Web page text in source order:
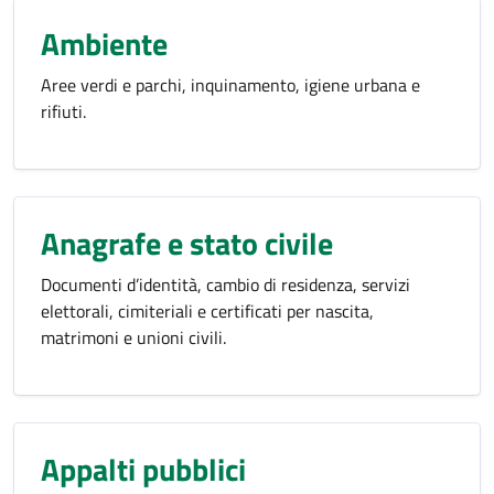
Ambiente
Aree verdi e parchi, inquinamento, igiene urbana e
rifiuti.
Anagrafe e stato civile
Documenti d’identità, cambio di residenza, servizi
elettorali, cimiteriali e certificati per nascita,
matrimoni e unioni civili.
Appalti pubblici